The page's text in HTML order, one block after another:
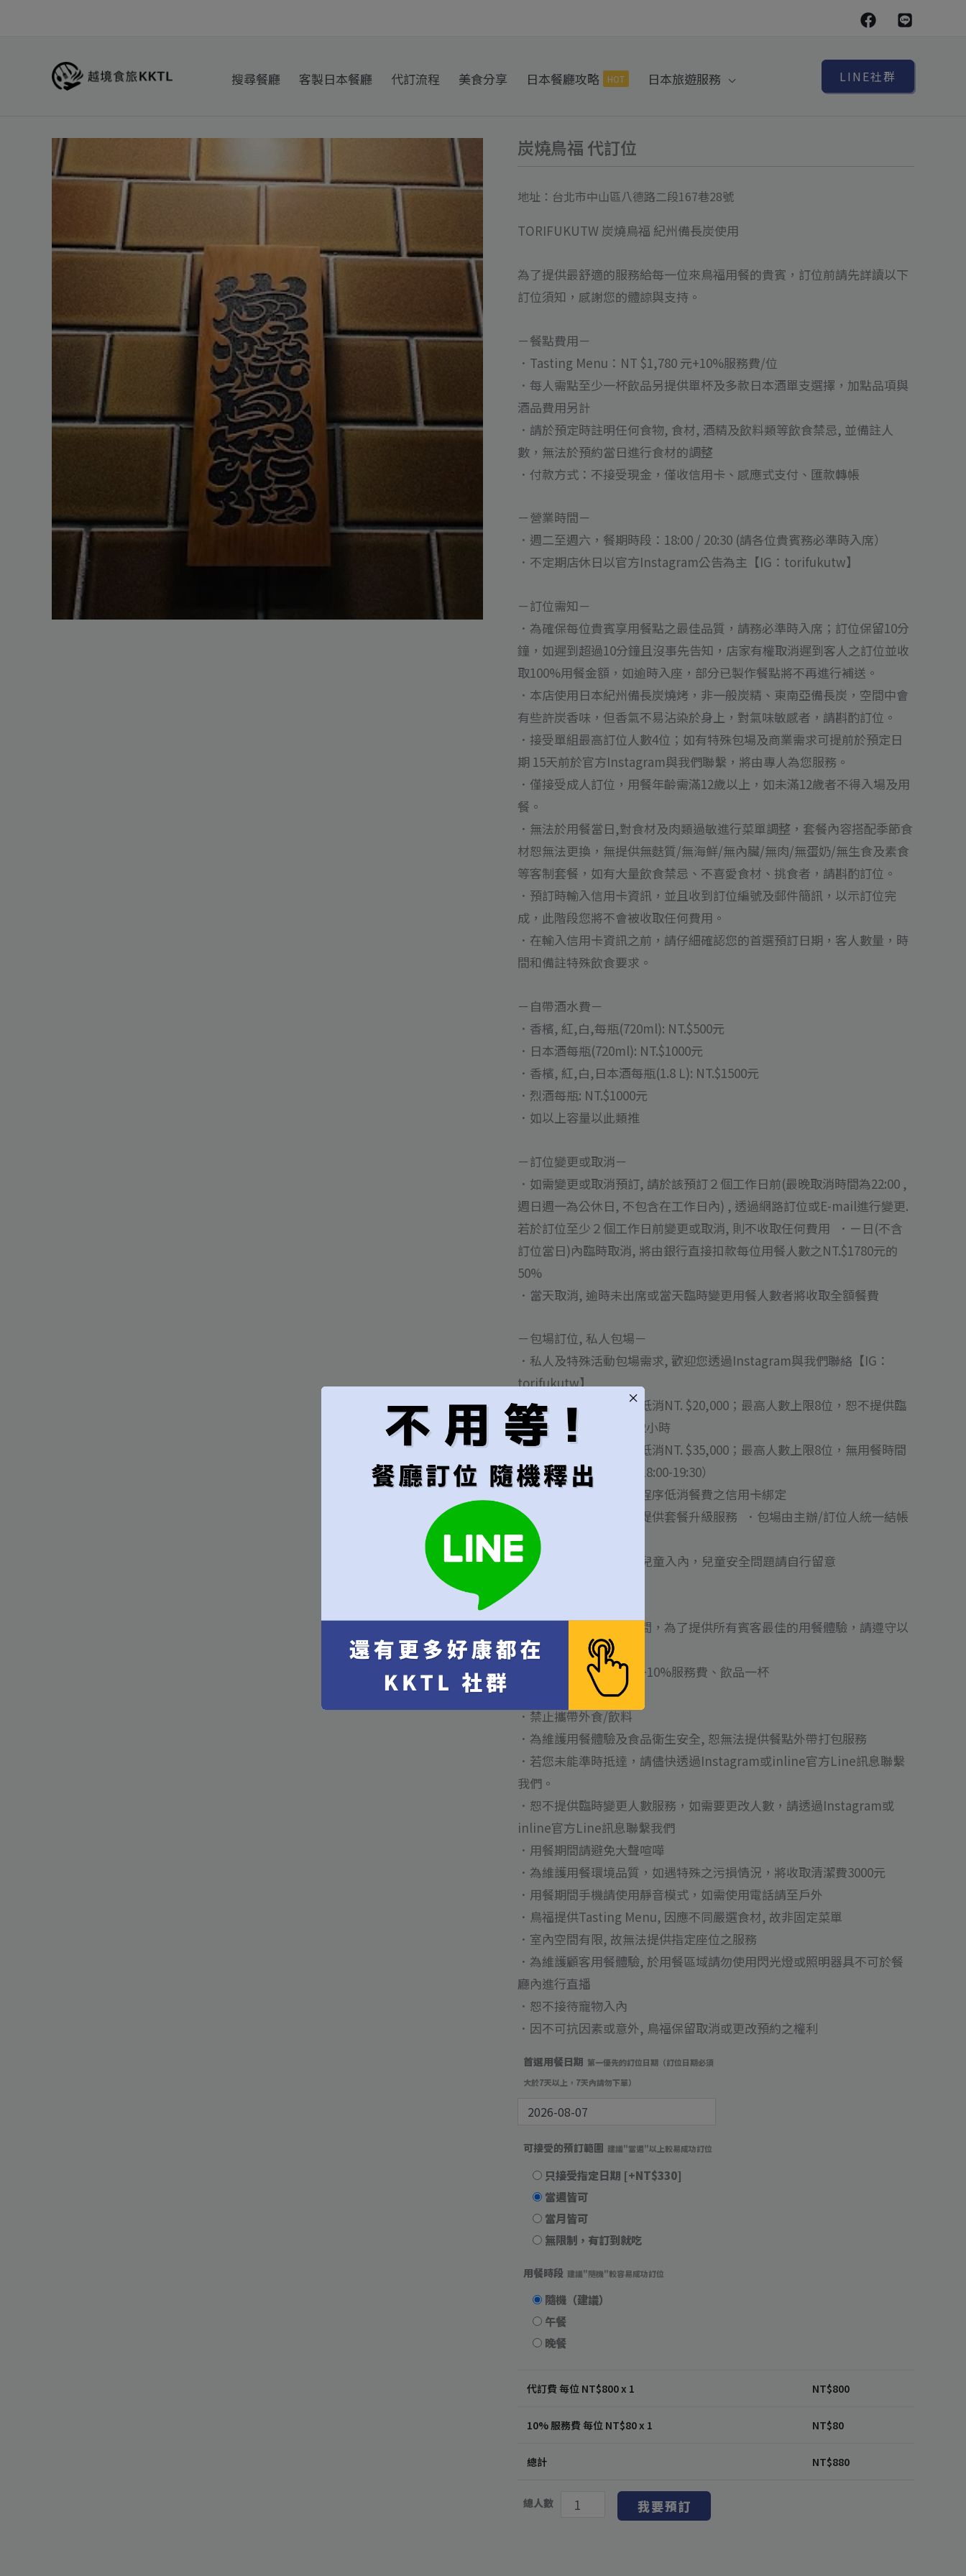
搜尋餐廳 客製日本餐廳 代訂流程 美食分享 日本餐廳攻略 HOT 日本旅遊服務 LINE社群
炭燒鳥福 代訂位
地址：台北市中山區八德路二段167巷28號
TORIFUKUTW 炭燒鳥福 紀州備長炭使用
為了提供最舒適的服務給每一位來鳥福用餐的貴賓，訂位前請先詳讀以下
訂位須知，感謝您的體諒與支持。
－餐點費用－
．Tasting Menu：NT $1,780 元+10%服務費/位
．每人需點至少一杯飲品另提供單杯及多款日本酒單支選擇，加點品項與
酒品費用另計
．請於預定時註明任何食物, 食材, 酒精及飲料類等飲食禁忌, 並備註人
數，無法於預約當日進行食材的調整
．付款方式：不接受現金，僅收信用卡、感應式支付、匯款轉帳
－營業時間－
．週二至週六，餐期時段：18:00 / 20:30 (請各位貴賓務必準時入席）
．不定期店休日以官方Instagram公告為主【IG：torifukutw】
－訂位需知－
．為確保每位貴賓享用餐點之最佳品質，請務必準時入席；訂位保留10分
鐘，如遲到超過10分鐘且沒事先告知，店家有權取消遲到客人之訂位並收
取100%用餐金額，如逾時入座，部分已製作餐點將不再進行補送。
．本店使用日本紀州備長炭燒烤，非一般炭精、東南亞備長炭，空間中會
有些許炭香味，但香氣不易沾染於身上，對氣味敏感者，請斟酌訂位。
．接受單組最高訂位人數4位；如有特殊包場及商業需求可提前於預定日
期 15天前於官方Instagram與我們聯繫，將由專人為您服務。
．僅接受成人訂位，用餐年齡需滿12歲以上，如未滿12歲者不得入場及用
餐。
．無法於用餐當日,對食材及肉類過敏進行菜單調整，套餐內容搭配季節食
材恕無法更換，無提供無麩質/無海鮮/無內臟/無肉/無蛋奶/無生食及素食
等客制套餐，如有大量飲食禁忌、不喜愛食材、挑食者，請斟酌訂位。
．預訂時輸入信用卡資訊，並且收到訂位編號及郵件簡訊，以示訂位完
成，此階段您將不會被收取任何費用。
．在輸入信用卡資訊之前，請仔細確認您的首選預訂日期，客人數量，時
間和備註特殊飲食要求。
－自帶酒水費－
．香檳, 紅,白,每瓶(720ml): NT.$500元
．日本酒每瓶(720ml): NT.$1000元
．香檳, 紅,白,日本酒每瓶(1.8 L): NT.$1500元
．烈酒每瓶: NT.$1000元
．如以上容量以此類推
－訂位變更或取消－
．如需變更或取消預訂, 請於該預訂２個工作日前(最晚取消時間為22:00 ,
週日週一為公休日, 不包含在工作日內) , 透過網路訂位或E-mail進行變更.
若於訂位至少２個工作日前變更或取消, 則不收取任何費用 ．ㄧ日(不含
訂位當日)內臨時取消, 將由銀行直接扣款每位用餐人數之NT.$1780元的
50%
．當天取消, 逾時未出席或當天臨時變更用餐人數者將收取全額餐費
－包場訂位, 私人包場－
．私人及特殊活動包場需求, 歡迎您透過Instagram與我們聯絡【IG：
torifukutw】
．包場單一餐期，基本低消NT. $20,000；最高人數上限8位，恕不提供臨
時變更人數，用餐限制2小時
．包場兩個餐期，基本低消NT. $35,000；最高人數上限8位，無用餐時間
限制可自訂開餐時間（18:00-19:30）
．包場訂位需完成訂位程序低消餐費之信用卡綁定
．包場或特殊活動可以提供套餐升級服務 ．包場由主辦/訂位人統一結帳
．全員到齊後統一出餐
．包場可接受12歲以下兒童入內，兒童安全問題請自行留意
本餐廳為開放式用餐空間，為了提供所有賓客最佳的用餐體驗，請遵守以
下用餐禮節
．每人低消為套餐費用+10%服務費、飲品一杯
．用餐時間限２小時
．禁止攜帶外食/飲料
．為維護用餐體驗及食品衛生安全, 恕無法提供餐點外帶打包服務
．若您未能準時抵達，請儘快透過Instagram或inline官方Line訊息聯繫
我們。
．恕不提供臨時變更人數服務，如需要更改人數，請透過Instagram或
inline官方Line訊息聯繫我們
．用餐期間請避免大聲喧嘩
．為維護用餐環境品質，如遇特殊之污損情況，將收取清潔費3000元
．用餐期間手機請使用靜音模式，如需使用電話請至戶外
．鳥福提供Tasting Menu, 因應不同嚴選食材, 故非固定菜單
．室內空間有限, 故無法提供指定座位之服務
．為維護顧客用餐體驗, 於用餐區域請勿使用閃光燈或照明器具不可於餐
廳內進行直播
．恕不接待寵物入內
．因不可抗因素或意外, 鳥福保留取消或更改預約之權利
首選用餐日期 第一優先的訂位日期（訂位日期必須
大於7天以上，7天內請勿下單）
可接受的預訂範圍 建議"當週"以上較易成功訂位
只接受指定日期 [+NT$330]
當週皆可
當月皆可
無限制，有訂到就吃
用餐時段 建議"隨機"較容易成功訂位
隨機（建議）
午餐
晚餐
代訂費 每位 NT$800x 1 NT$800
10% 服務費 每位 NT$80x 1 NT$80
總計 NT$880
總人數
炭
鳥
代
位
數
我要預訂